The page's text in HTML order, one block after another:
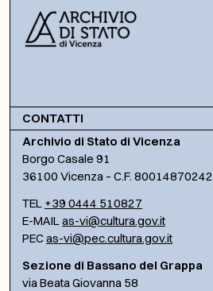
CONTATTI
Archivio di Stato di Vicenza
Borgo Casale 91
36100 Vicenza – C.F. 80014870242
TEL +39 0444 510827
E-MAILas-vi@cultura.gov.it
PECas-vi@pec.cultura.gov.it
Sezione di Bassano del Grappa
via Beata Giovanna 58